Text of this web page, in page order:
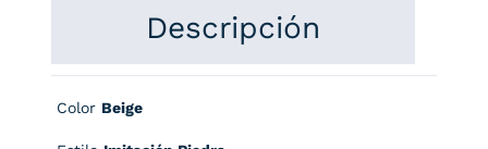
Descripción
Color Beige